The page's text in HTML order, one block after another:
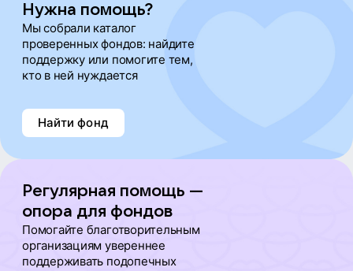
Нужна помощь?
Мы собрали каталог
проверенных фондов: найдите
поддержку или помогите тем,
кто в ней нуждается
Найти фонд
Регулярная помощь —
опора для фондов
Помогайте благотворительным
организациям увереннее
поддерживать подопечных